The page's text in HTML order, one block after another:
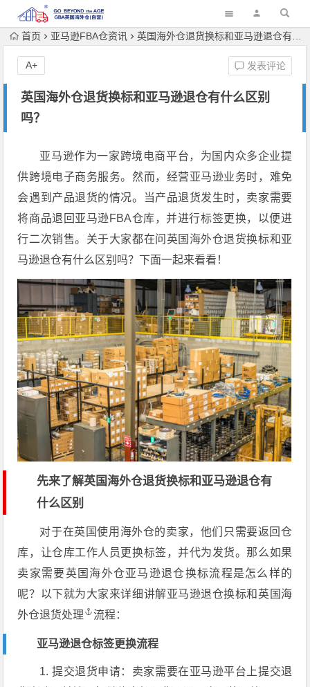
首页 亚马逊FBA仓资讯 英国海外仓退货换标和亚马逊退仓有什么区别吗？
英国海外仓退货换标和亚马逊退仓有什么区别
吗？
发表评论
A+
亚马逊作为一家跨境电商平台，为国内众多企业提
供跨境电子商务服务。然而，经营亚马逊业务时，难免
会遇到产品退货的情况。当产品退货发生时，卖家需要
将商品退回亚马逊FBA仓库，并进行标签更换，以便进
行二次销售。关于大家都在问英国海外仓退货换标和亚
马逊退仓有什么区别吗？下面一起来看看！
先来了解英国海外仓退货换标和亚马逊退仓有
什么区别
对于在英国使用海外仓的卖家，他们只需要返回仓
库，让仓库工作人员更换标签，并代为发货。那么如果
卖家需要英国海外仓亚马逊退仓换标流程是怎么样的
呢？以下就为大家来详细讲解亚马逊退仓换标和 英国海
外仓退货处理
流程：
亚马逊退仓标签更换流程
1. 提交退货申请：卖家需要在亚马逊平台上提交退